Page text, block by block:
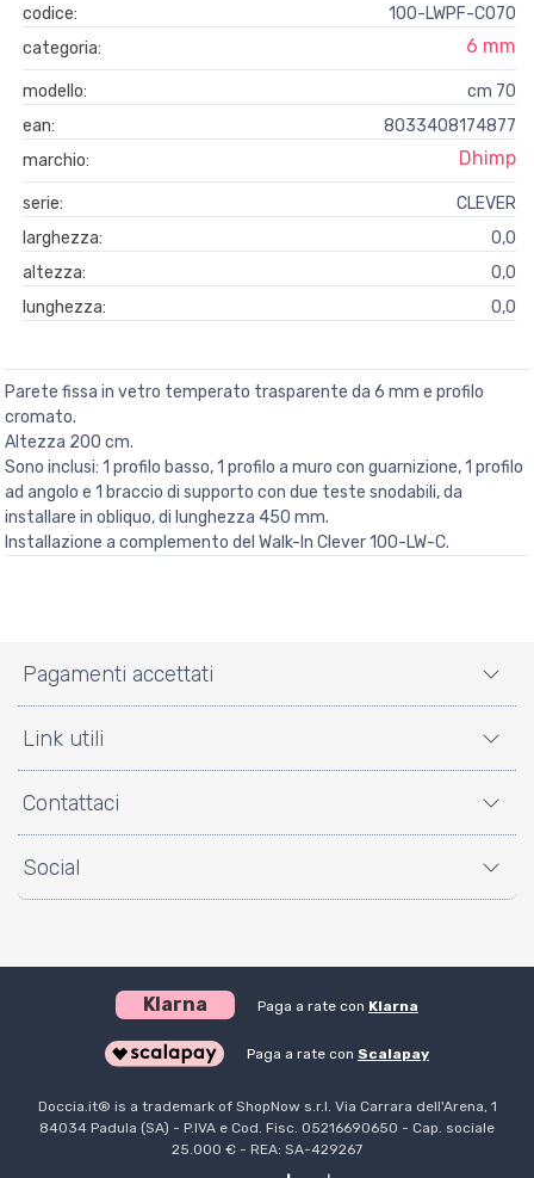
codice:
100-LWPF-C070
categoria:
6 mm
modello:
cm 70
ean:
8033408174877
marchio:
Dhimp
serie:
CLEVER
larghezza:
0,0
altezza:
0,0
lunghezza:
0,0
Parete fissa in vetro temperato trasparente da 6 mm e profilo
cromato.
Altezza 200 cm.
Sono inclusi: 1 profilo basso, 1 profilo a muro con guarnizione, 1 profilo
ad angolo e 1 braccio di supporto con due teste snodabili, da
installare in obliquo, di lunghezza 450 mm.
Installazione a complemento del Walk-In Clever 100-LW-C.
Pagamenti accettati
Link utili
Contattaci
Social
Klarna Paga a rate con Klarna
Paga a rate con Scalapay
Doccia.it® is a trademark of ShopNow s.r.l. Via Carrara dell'Arena, 1
84034 Padula (SA) - P.IVA e Cod. Fisc. 05216690650 - Cap. sociale
25.000 € - REA: SA-429267